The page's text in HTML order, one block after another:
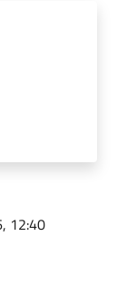
12:40